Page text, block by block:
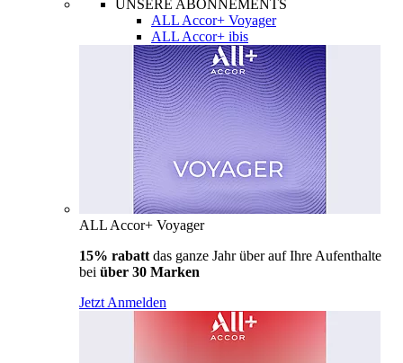
UNSERE ABONNEMENTS
ALL Accor+ Voyager
ALL Accor+ ibis
ALL Accor+ Voyager
15% rabatt das ganze Jahr über auf Ihre Aufenthalte
bei über 30 Marken
Jetzt Anmelden